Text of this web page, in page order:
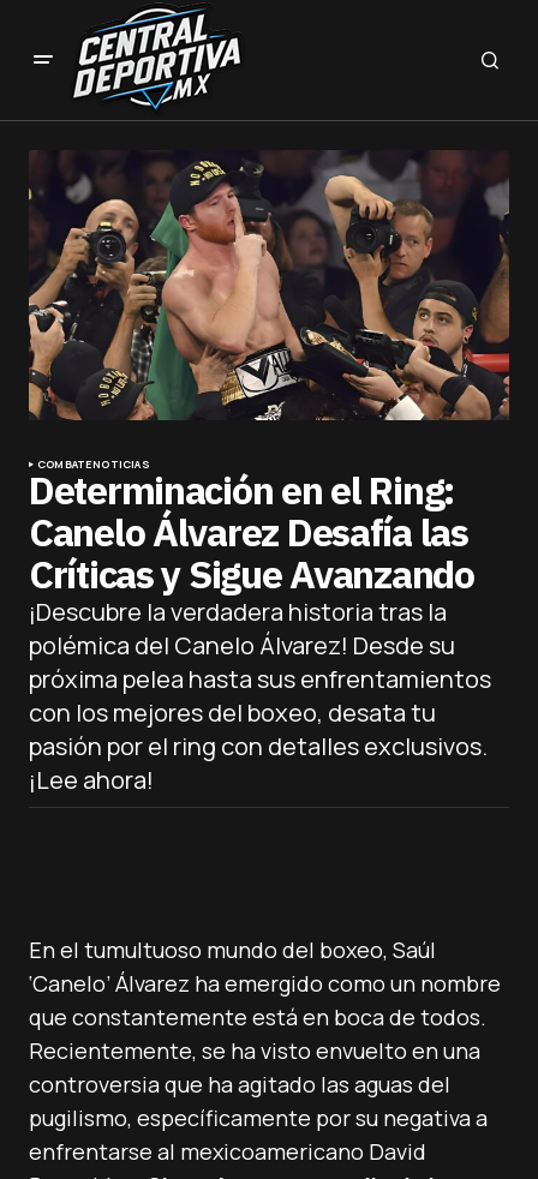
COMBATENOTICIAS
Determinación en el Ring:
Canelo Álvarez Desafía las
Críticas y Sigue Avanzando
¡Descubre la verdadera historia tras la
polémica del Canelo Álvarez! Desde su
próxima pelea hasta sus enfrentamientos
con los mejores del boxeo, desata tu
pasión por el ring con detalles exclusivos.
¡Lee ahora!
En el tumultuoso mundo del boxeo, Saúl
‘Canelo’ Álvarez ha emergido como un nombre
que constantemente está en boca de todos.
Recientemente, se ha visto envuelto en una
controversia que ha agitado las aguas del
pugilismo, específicamente por su negativa a
enfrentarse al mexicoamericano David